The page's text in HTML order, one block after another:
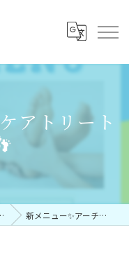
アトリート
新メニュー✨アーチケアトリートメント👣